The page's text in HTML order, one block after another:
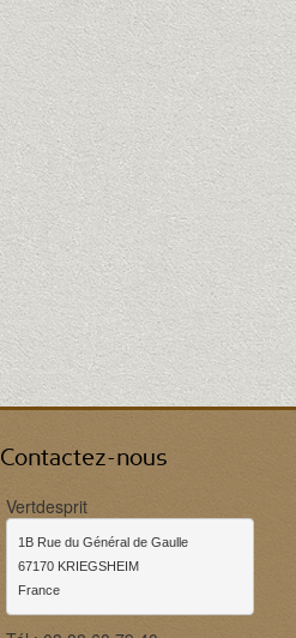
Contactez-nous
Vertdesprit
1B Rue du Général de Gaulle
67170 KRIEGSHEIM
France